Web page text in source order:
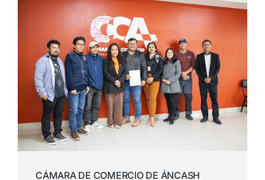
CÁMARA DE COMERCIO DE ÁNCASH